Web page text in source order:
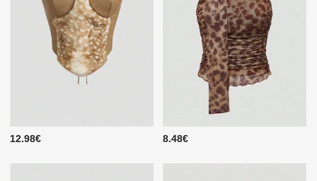
12.98€ 8.48€